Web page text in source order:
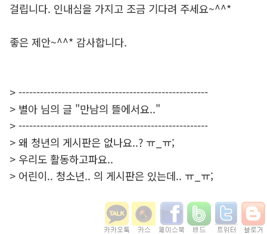
걸립니다. 인내심을 가지고 조금 기다려 주세요~^^*
좋은 제안~^^* 감사합니다.
> -----------------------------------------------------
> 별아 님의 글 "만남의 뜰에서요.."
> -----------------------------------------------------
> 왜 청년의 게시판은 없나요..? ㅠ_ㅠ;
> 우리도 활동하고파요..
> 어린이.. 청소년.. 의 게시판은 있는데.. ㅠ_ㅠ;